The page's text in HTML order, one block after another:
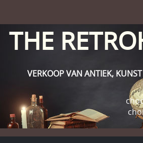
THE
VERKOOP VAN ANTIEK,